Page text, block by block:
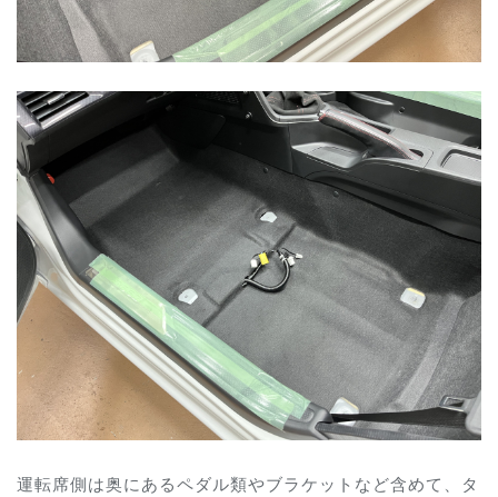
運転席側は奥にあるペダル類やブラケットなど含めて、タ